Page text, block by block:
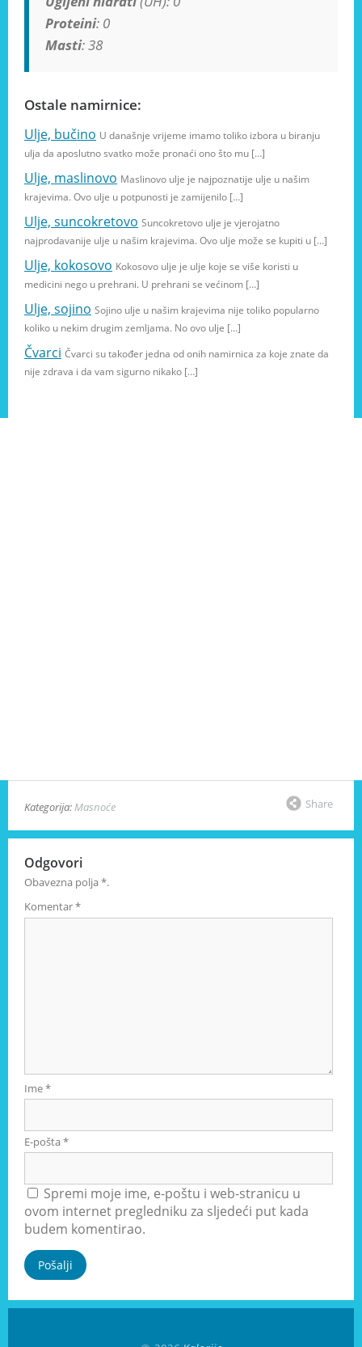
Proteini: 0
Masti: 38
Ostale namirnice:
Ulje, bučino U današnje vrijeme imamo toliko izbora u biranju
ulja da aposlutno svatko može pronaći ono što mu […]
Ulje, maslinovo Maslinovo ulje je najpoznatije ulje u našim
krajevima. Ovo ulje u potpunosti je zamijenilo […]
Ulje, suncokretovo Suncokretovo ulje je vjerojatno
najprodavanije ulje u našim krajevima. Ovo ulje može se kupiti u […]
Ulje, kokosovo Kokosovo ulje je ulje koje se više koristi u
medicini nego u prehrani. U prehrani se većinom […]
Ulje, sojino Sojino ulje u našim krajevima nije toliko popularno
koliko u nekim drugim zemljama. No ovo ulje […]
Čvarci Čvarci su također jedna od onih namirnica za koje znate da
nije zdrava i da vam sigurno nikako […]
Kategorija: Masnoće Share
Odgovori
Obavezna polja*.
Komentar*
Ime*
E-pošta*
Spremi moje ime, e-poštu i web-stranicu u
ovom internet pregledniku za sljedeći put kada
budem komentirao.